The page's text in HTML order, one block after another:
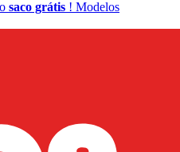
saco grátis ! Modelos